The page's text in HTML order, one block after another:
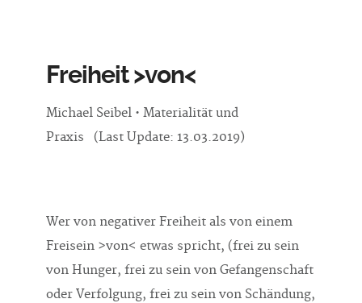
Freiheit >von<
Michael Seibel • Materialität und
Praxis (Last Update: 13.03.2019)
Wer von negativer Freiheit als von einem
Freisein >von< etwas spricht, (frei zu sein
von Hunger, frei zu sein von Gefangenschaft
oder Verfolgung, frei zu sein von Schändung,